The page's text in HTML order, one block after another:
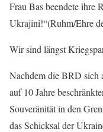
Frau Bas beendete ihre
Ukrajini!“(Ruhm/Ehre
Wir sind längst
Nachdem die BRD sich
auf 10 Jahre
Souveränität in den
das Schicksal der